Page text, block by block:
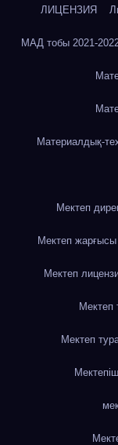
ЛИЦЕНЗИЯ
МАД тобы 2021-
Материалдық-
Мектеп
Мектеп жарғысы
Мектеп
Мектеп
Мектеп